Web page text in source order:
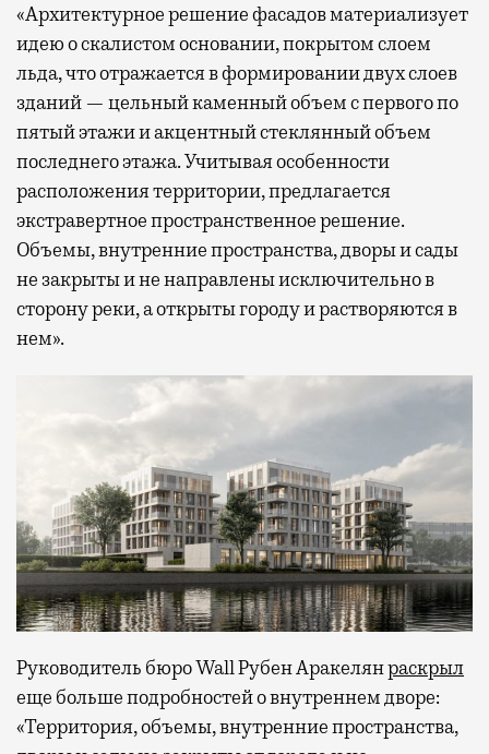
«Архитектурное решение фасадов материализует
идею о скалистом основании, покрытом слоем
льда, что отражается в формировании двух слоев
зданий — цельный каменный объем с первого по
пятый этажи и акцентный стеклянный объем
последнего этажа. Учитывая особенности
расположения территории, предлагается
экстравертное пространственное решение.
Объемы, внутренние пространства, дворы и сады
не закрыты и не направлены исключительно в
сторону реки, а открыты городу и растворяются в
нем».
Руководитель бюро Wall Рубен Аракелянраскрыл
еще больше подробностей о внутреннем дворе:
«Территория, объемы, внутренние пространства,